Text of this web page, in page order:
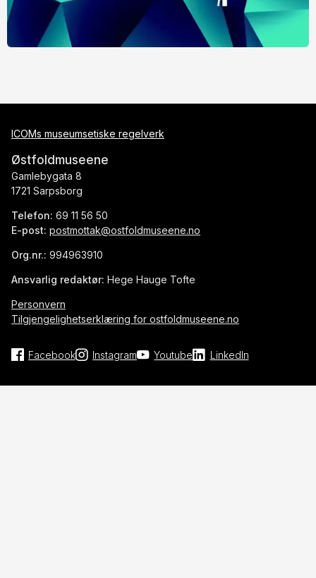
ICOMs museumsetiske regelverk
Østfoldmuseene
Gamlebygata 8
1721 Sarpsborg
Telefon: 69 11 56 50
E-post: postmottak@ostfoldmuseene.no
Org.nr.: 994963910
Ansvarlig redaktør: Hege Hauge Tofte
Personvern
Tilgjengelighetserklæring for ostfoldmuseene.no
Facebook Instagram Youtube LinkedIn